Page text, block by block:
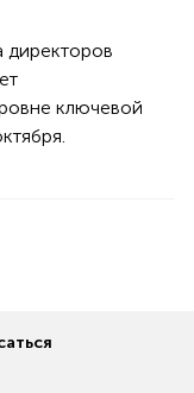
ключевой